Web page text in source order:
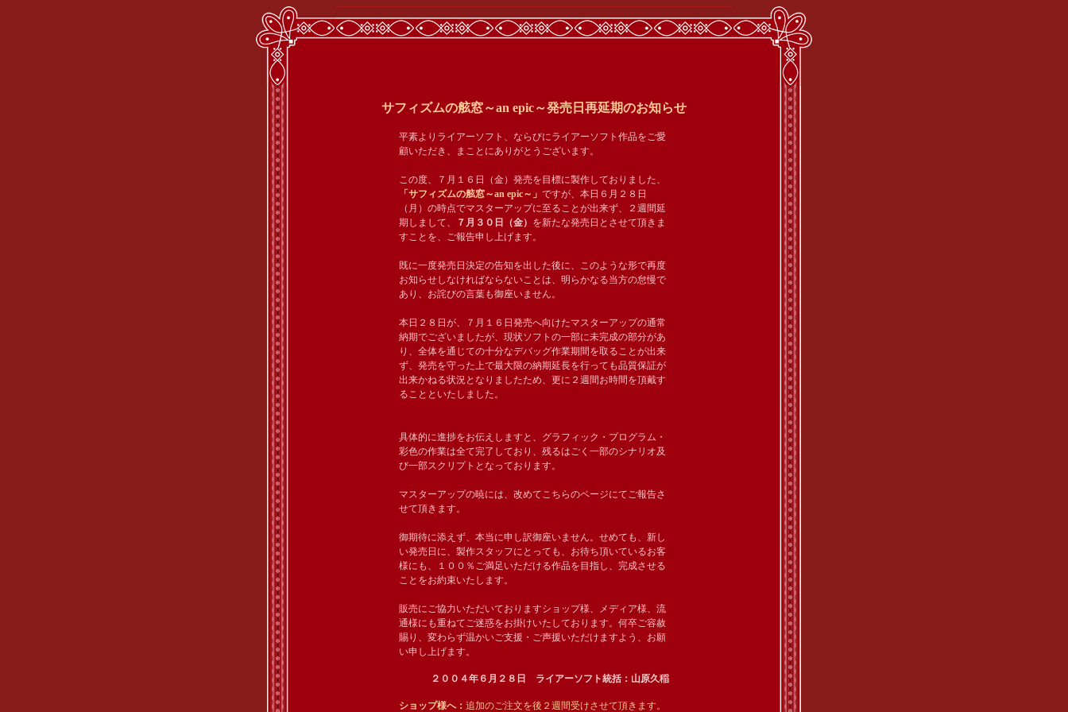
サフィズムの舷窓～an epic～発売日再延期のお知らせ
平素よりライアーソフト、ならびにライアーソフト作品をご愛
顧いただき、まことにありがとうございます。
この度、７月１６日（金）発売を目標に製作しておりました、
「サフィズムの舷窓～an epic～」 ですが、本日６月２８日
（月）の時点でマスターアップに至ることが出来ず、２週間延
期しまして、
７月３０日（金） を新たな発売日とさせて頂きま
すことを、ご報告申し上げます。
既に一度発売日決定の告知を出した後に、このような形で再度
お知らせしなければならないことは、明らかなる当方の怠慢で
あり、お詫びの言葉も御座いません。
本日２８日が、７月１６日発売へ向けたマスターアップの通常
納期でございましたが、現状ソフトの一部に未完成の部分があ
り、全体を通じての十分なデバッグ作業期間を取ることが出来
ず、発売を守った上で最大限の納期延長を行っても品質保証が
出来かねる状況となりましたため、更に２週間お時間を頂戴す
ることといたしました。
具体的に進捗をお伝えしますと、グラフィック・プログラム・
彩色の作業は全て完了しており、残るはごく一部のシナリオ及
び一部スクリプトとなっております。
マスターアップの暁には、改めてこちらのページにてご報告さ
せて頂きます。
御期待に添えず、本当に申し訳御座いません。せめても、新し
い発売日に、製作スタッフにとっても、お待ち頂いているお客
様にも、１００％ご満足いただける作品を目指し、完成させる
ことをお約束いたします。
販売にご協力いただいておりますショップ様、メディア様、流
通様にも重ねてご迷惑をお掛けいたしております。何卒ご容赦
賜り、変わらず温かいご支援・ご声援いただけますよう、お願
い申し上げます。
２００４年６月２８日 ライアーソフト統括：山原久稲
ショップ様へ： 追加のご注文を後２週間受けさせて頂きます。